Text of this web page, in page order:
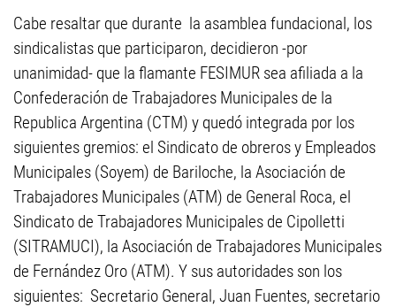
Cabe resaltar que durante la asamblea fundacional, los
sindicalistas que participaron, decidieron -por
unanimidad- que la flamante FESIMUR sea afiliada a la
Confederación de Trabajadores Municipales de la
Republica Argentina (CTM) y quedó integrada por los
siguientes gremios: el Sindicato de obreros y Empleados
Municipales (Soyem) de Bariloche, la Asociación de
Trabajadores Municipales (ATM) de General Roca, el
Sindicato de Trabajadores Municipales de Cipolletti
(SITRAMUCI), la Asociación de Trabajadores Municipales
de Fernández Oro (ATM). Y sus autoridades son los
siguientes: Secretario General, Juan Fuentes, secretario